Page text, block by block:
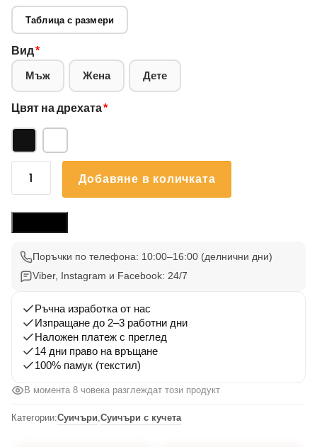
Таблица с размери
Вид*
Мъж Жена Дете
Цвят на дрехата*
количество
001
Добавяне в количката
Поръчки по телефона: 10:00–16:00 (делнични дни)
Viber, Instagram и Facebook: 24/7
Ръчна изработка от нас
Изпращане до 2–3 работни дни
Наложен платеж с преглед
14 дни право на връщане
100% памук (текстил)
В момента 8 човека разглеждат този продукт
Категории:Суичъри,Суичъри с кучета